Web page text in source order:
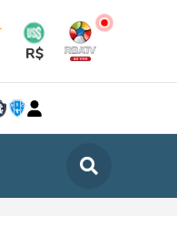
R$